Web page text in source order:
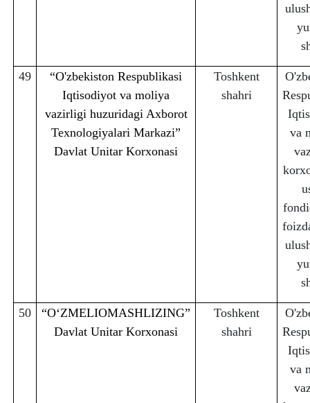
49
“O'zbekiston Respublikasi
Iqtisodiyot va moliya
vazirligi huzuridagi Axborot
Texnologiyalari Markazi”
Davlat Unitar Korxonasi
Toshkent
shahri
va
50
“OʻZMELIOMASHLIZING”
Davlat Unitar Korxonasi
Toshkent
shahri
va